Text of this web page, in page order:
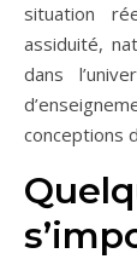
situation
assiduité,
dans
conceptions